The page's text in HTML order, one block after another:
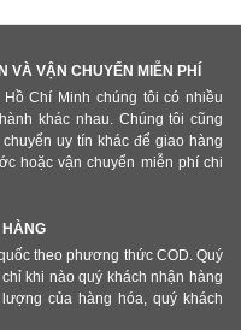
VÀ VẬN CHUYỂN MIỄN PHÍ
Chí Minh chúng tôi có nhiều
khác nhau. Chúng tôi cũng
uy tín khác để giao hàng
hoặc vận chuyển miễn phí chi
theo phương thức COD. Quý
khi nào quý khách nhận hàng
của hàng hóa, quý khách